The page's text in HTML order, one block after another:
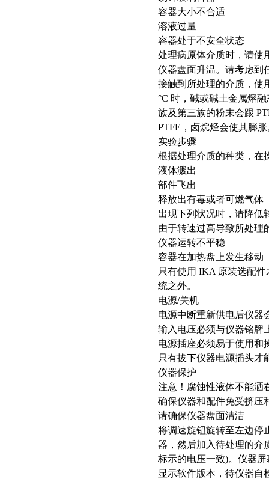
容器大小不合适
溶液过量
容器处于不安全状态
处理病原体介质时，请使
仪器盘面升温。请考虑到
接触到所处理的介质，使
°C 时，碱或碱土金属熔
族及第三族的粉末会跟
PTFE，卤烷烃会使其膨
实验步骤
根据处理介质的种类，在
液体溅出
部件飞出
释放出有毒或者可燃气体
出现下列状况时，请降低
由于转速过高导致所处理
仪器运转不平稳
容器在加热盘上发生移动
只有使用 IKA 原装选配
统之外。
电源/关机
电源中断重新供电后仪器
输入电压必须与仪器铭牌
电源插座必须易于使用和
只有拔下仪器电源插头才
仪器保护
注意！腐蚀性液体不能洒
确保仪器和配件免受挤压
请确保仪器盘面清洁
将调速旋钮旋转至左边停
器，然后加入待处理的介
标示的电压一致)。仪器
显示软件版本，待仪器自